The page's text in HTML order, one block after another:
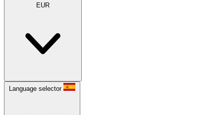
EUR
Language selector